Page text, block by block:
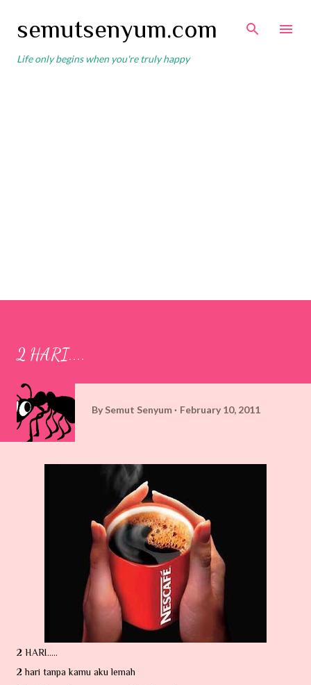
semutsenyum.com
Life only begins when you're truly happy
2 HARI....
By Semut Senyum February 10, 2011
2 HARI.....
2 hari tanpa kamu aku lemah